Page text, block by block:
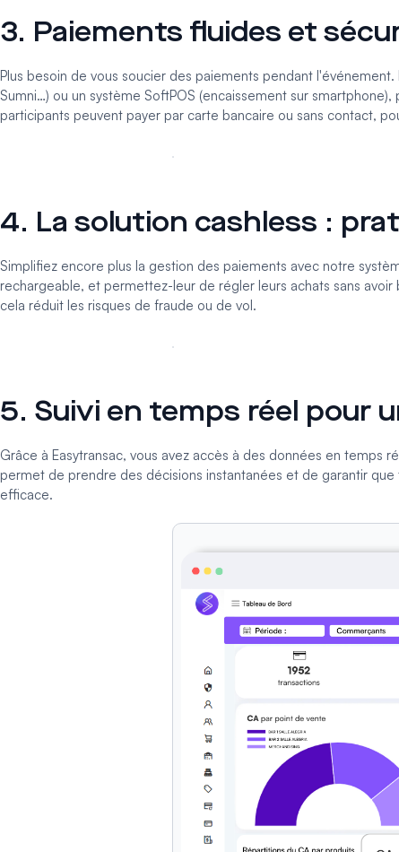
3. Paiements fluides et
Plus besoin de vous soucier des paiements pendant
Sumni…) ou un système SoftPOS (encaissement sur
participants peuvent payer par carte bancaire ou sans contact,
4. La solution cashless :
Simplifiez encore plus la gestion des paiements avec notre
rechargeable, et permettez-leur de régler leurs achats sans
cela réduit les risques de fraude ou de vol.
5. Suivi en temps réel pour
Grâce à Easytransac, vous avez accès à des données en temps
permet de prendre des décisions instantanées et de garantir
efficace.